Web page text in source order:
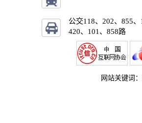
公交118、202、855
420、101、858路
网站关键词：